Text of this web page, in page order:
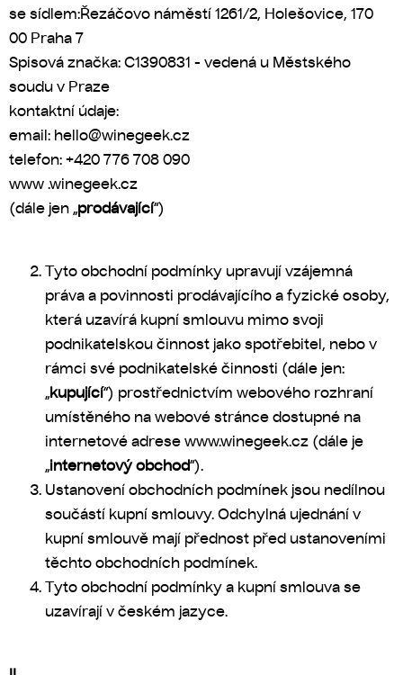
se sídlem:Řezáčovo náměstí 1261/2, Holešovice, 170
00 Praha 7
Spisová značka: C1390831 - vedená u Městského
soudu v Praze
kontaktní údaje:
email: hello@winegeek.cz
telefon: +420 776 708 090
www .winegeek.cz
(dále jen „prodávající“)
Tyto obchodní podmínky upravují vzájemná
práva a povinnosti prodávajícího a fyzické osoby,
která uzavírá kupní smlouvu mimo svoji
podnikatelskou činnost jako spotřebitel, nebo v
rámci své podnikatelské činnosti (dále jen:
„kupující“) prostřednictvím webového rozhraní
umístěného na webové stránce dostupné na
internetové adrese www.winegeek.cz (dále je
„internetový obchod“).
Ustanovení obchodních podmínek jsou nedílnou
součástí kupní smlouvy. Odchylná ujednání v
kupní smlouvě mají přednost před ustanoveními
těchto obchodních podmínek.
Tyto obchodní podmínky a kupní smlouva se
uzavírají v českém jazyce.